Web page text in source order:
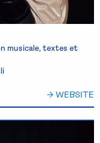
musicale, textes et
→ WEBSITE